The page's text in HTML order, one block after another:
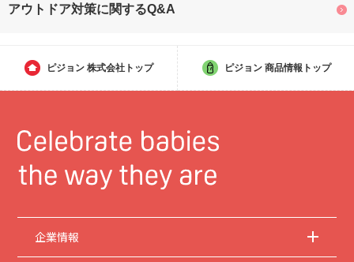
アウトドア対策に関するQ&A
ピジョン 株式会社トップ ピジョン 商品情報トップ
企業情報